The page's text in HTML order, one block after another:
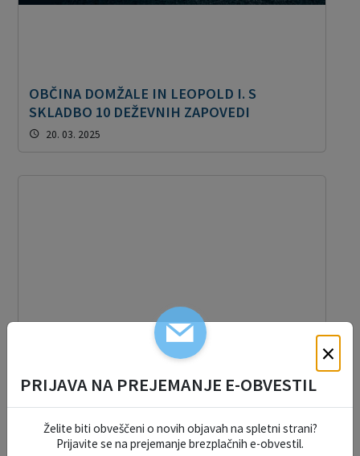
OBČINA DOMŽALE IN LEOPOLD I. S
SKLADBO 10 DEŽEVNIH ZAPOVEDI
20. 03. 2025
Javna gasilska služba
16. 10. 2017
×
PRIJAVA NA PREJEMANJE E-OBVESTIL
Želite biti obveščeni o novih objavah na spletni strani?
Prijavite se na prejemanje brezplačnih e-obvestil.